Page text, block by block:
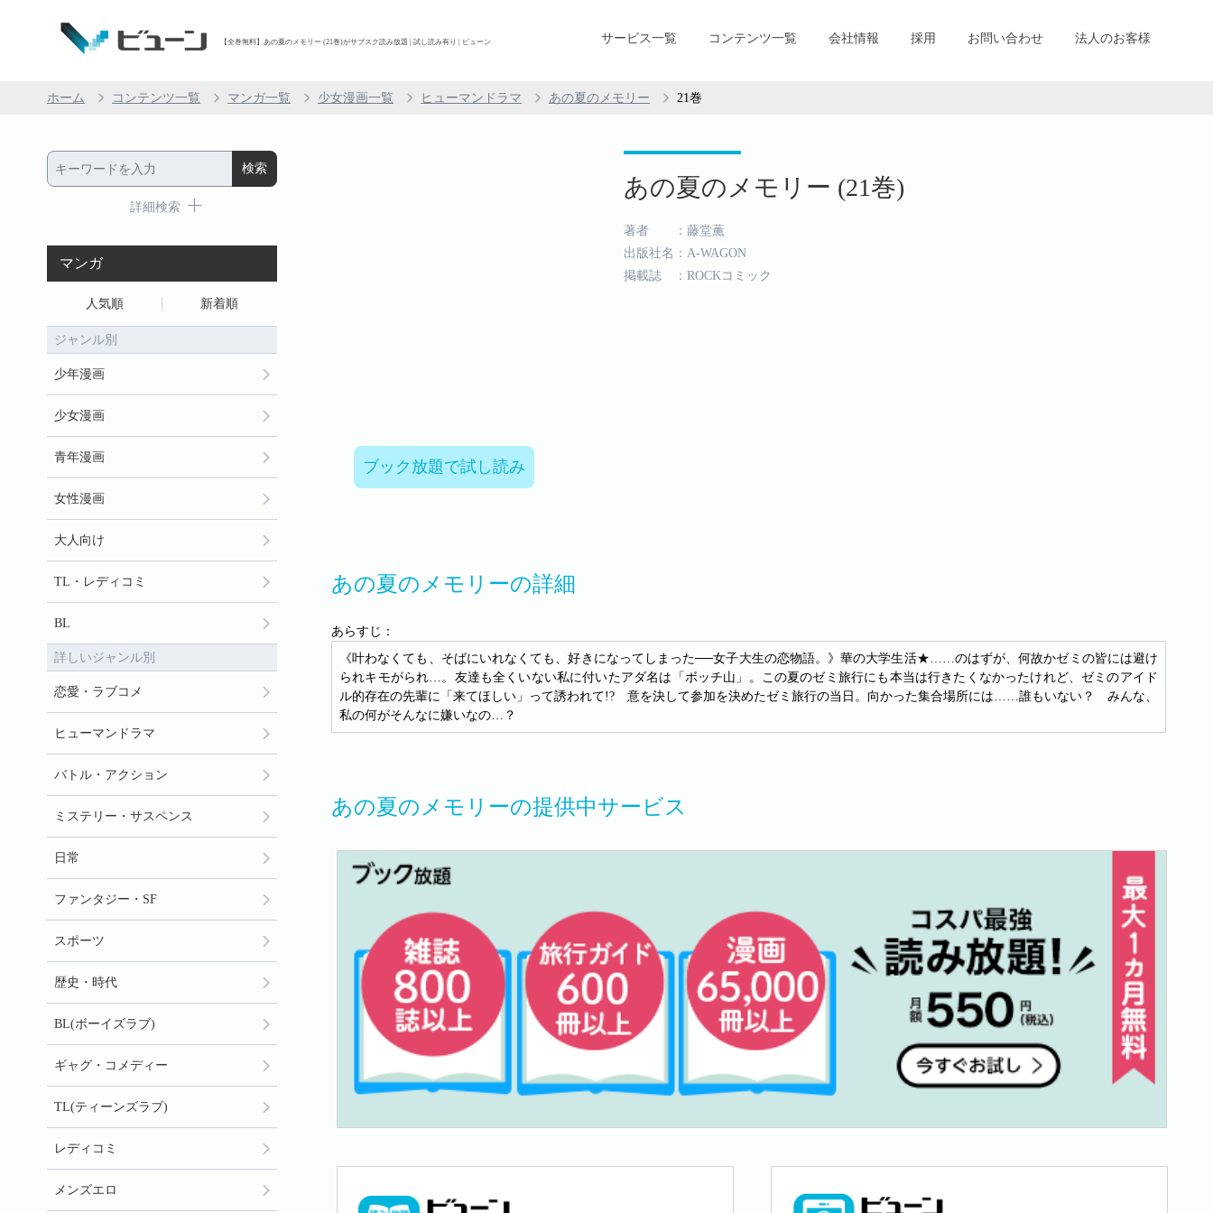
【全巻無料】あの夏のメモリー (21巻)がサブスク読み放題 | 試し読み有り | ビューン サービス一覧 コンテンツ一覧 会社情報 採用 お問い合わせ 法人のお客様
ホーム コンテンツ一覧 マンガ一覧 少女漫画一覧 ヒューマンドラマ あの夏のメモリー 21巻
ブック放題で試し読み
あの夏のメモリー (21巻)
著者 ：藤堂薫
出版社名：A-WAGON
掲載誌 ：ROCKコミック
あの夏のメモリーの詳細
あらすじ：
《叶わなくても、そばにいれなくても、好きになってしまった──女子大生の恋物語。》華の大学生活★……のはずが、何故かゼミの皆には避け
られキモがられ…。友達も全くいない私に付いたアダ名は「ボッチ山」。この夏のゼミ旅行にも本当は行きたくなかったけれど、ゼミのアイド
ル的存在の先輩に「来てほしい」って誘われて!? 意を決して参加を決めたゼミ旅行の当日。向かった集合場所には……誰もいない？ みんな、
私の何がそんなに嫌いなの…？
あの夏のメモリーの提供中サービス
詳細検索
マンガ
人気順 新着順
ジャンル別
少年漫画
少女漫画
青年漫画
女性漫画
大人向け
TL・レディコミ
BL
詳しいジャンル別
恋愛・ラブコメ
ヒューマンドラマ
バトル・アクション
ミステリー・サスペンス
日常
ファンタジー・SF
スポーツ
歴史・時代
BL(ボーイズラブ)
ギャグ・コメディー
TL(ティーンズラブ)
レディコミ
メンズエロ